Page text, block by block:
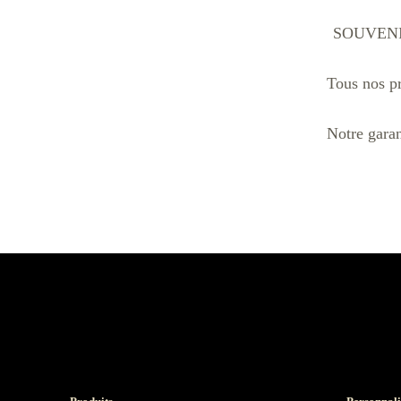
Tous nos
Notre